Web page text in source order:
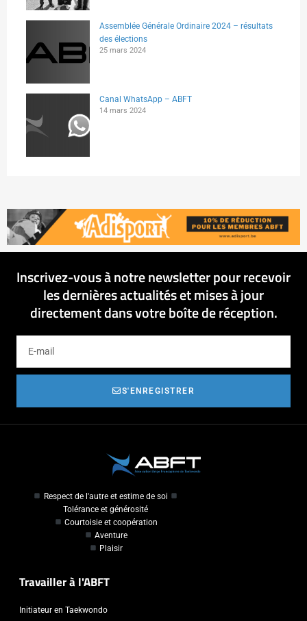
Assemblée Générale Ordinaire 2024 – résultats
des élections
25 mars 2024
Canal WhatsApp – ABFT
14 mars 2024
Inscrivez-vous à notre newsletter pour recevoir
les dernières actualités et mises à jour
directement dans votre boîte de réception.
S'ENREGISTRER
Respect de l'autre et estime de soi
Tolérance et générosité
Courtoisie et coopération
Aventure
Plaisir
Travailler à l'ABFT
Initiateur en Taekwondo